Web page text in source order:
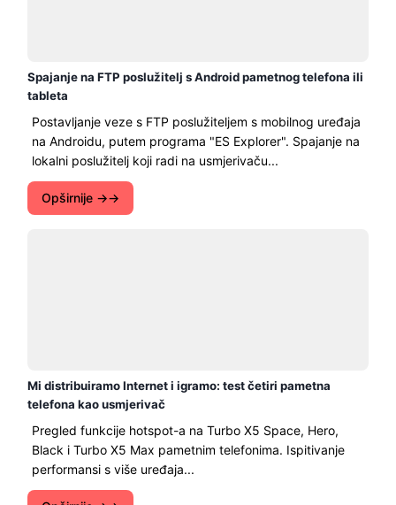
Spajanje na FTP poslužitelj s Android pametnog telefona ili
tableta
Postavljanje veze s FTP poslužiteljem s mobilnog uređaja
na Androidu, putem programa "ES Explorer". Spajanje na
lokalni poslužitelj koji radi na usmjerivaču...
Opširnije →
Mi distribuiramo Internet i igramo: test četiri pametna
telefona kao usmjerivač
Pregled funkcije hotspot-a na Turbo X5 Space, Hero,
Black i Turbo X5 Max pametnim telefonima. Ispitivanje
performansi s više uređaja...